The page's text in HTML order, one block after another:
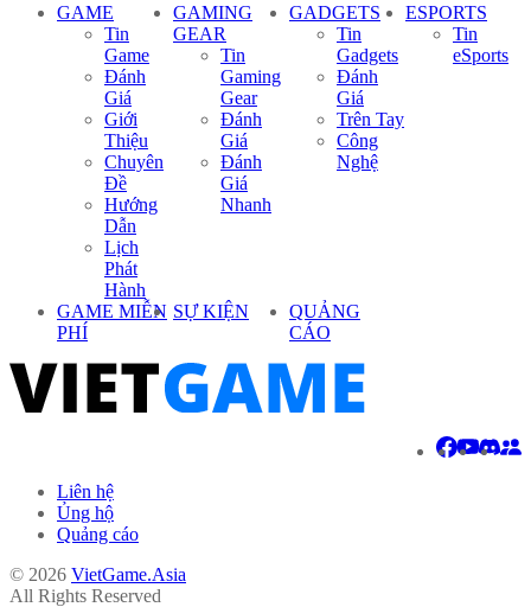
GAME
Tin
Game
Đánh
Giá
Giới
Thiệu
Chuyên
Đề
Hướng
Dẫn
Lịch
Phát
Hành
GAMING
GEAR
Tin
Gaming
Gear
Đánh
Giá
Đánh
Giá
Nhanh
GADGETS
Tin
Gadgets
Đánh
Giá
Trên Tay
Công
Nghệ
ESPORTS
Tin
eSports
GAME MIỄN
PHÍ
SỰ KIỆN
QUẢNG
CÁO
Liên hệ
Ủng hộ
Quảng cáo
© 2026 VietGame.Asia
All Rights Reserved